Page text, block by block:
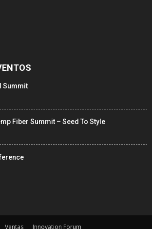
Summit
Fiber Summit – Seed To Style
Ventas Innovation Forum